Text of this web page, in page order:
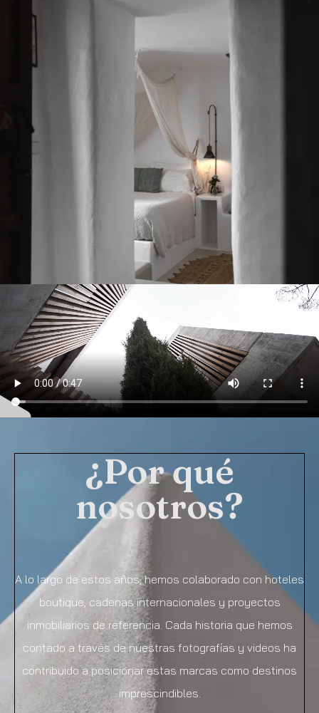
¿Por qué
nosotros?
A lo largo de estos años, hemos colaborado con hoteles
boutique, cadenas internacionales y proyectos
inmobiliarios de referencia. Cada historia que hemos
contado a través de nuestras fotografías y videos ha
contribuido a posicionar estas marcas como destinos
imprescindibles.